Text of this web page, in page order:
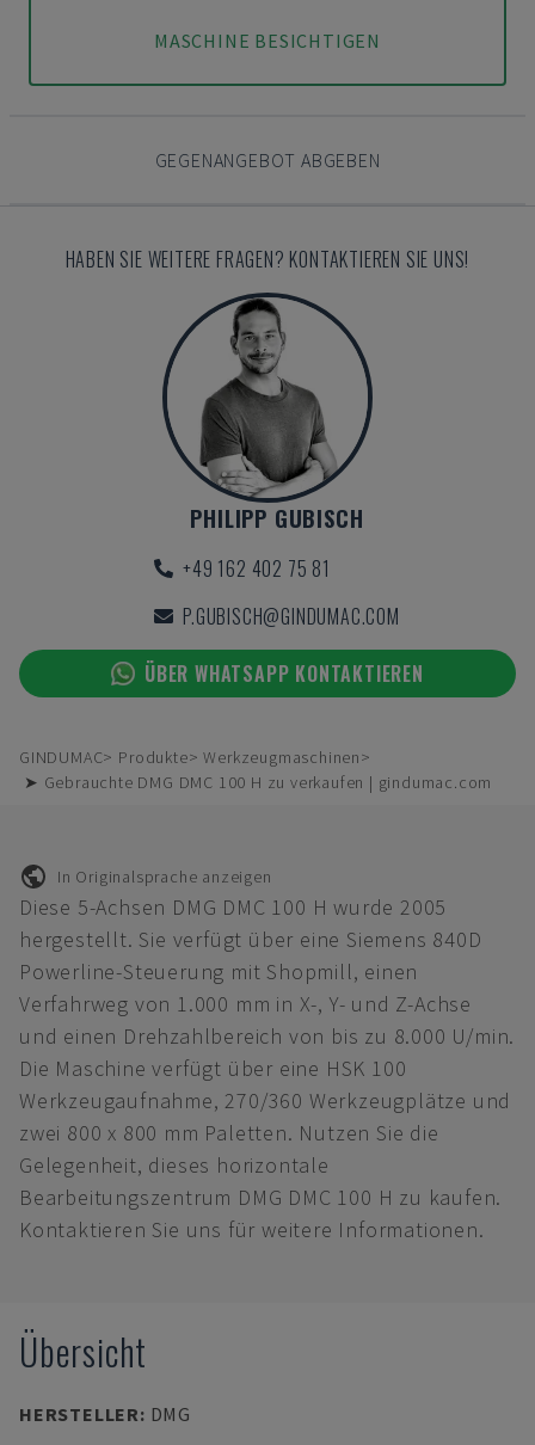
MASCHINE BESICHTIGEN
GEGENANGEBOT ABGEBEN
HABEN SIE WEITERE FRAGEN? KONTAKTIEREN SIE UNS!
PHILIPP GUBISCH
+49 162 402 75 81
P.GUBISCH@GINDUMAC.COM
ÜBER WHATSAPP KONTAKTIEREN
GINDUMAC Produkte
Werkzeugmaschinen
➤ Gebrauchte DMG DMC 100 H zu verkaufen | gindumac.com
In Originalsprache anzeigen
Diese 5-Achsen DMG DMC 100 H wurde 2005
hergestellt. Sie verfügt über eine Siemens 840D
Powerline-Steuerung mit Shopmill, einen
Verfahrweg von 1.000 mm in X-, Y- und Z-Achse
und einen Drehzahlbereich von bis zu 8.000 U/min.
Die Maschine verfügt über eine HSK 100
Werkzeugaufnahme, 270/360 Werkzeugplätze und
zwei 800 x 800 mm Paletten. Nutzen Sie die
Gelegenheit, dieses horizontale
Bearbeitungszentrum DMG DMC 100 H zu kaufen.
Kontaktieren Sie uns für weitere Informationen.
Übersicht
HERSTELLER: DMG